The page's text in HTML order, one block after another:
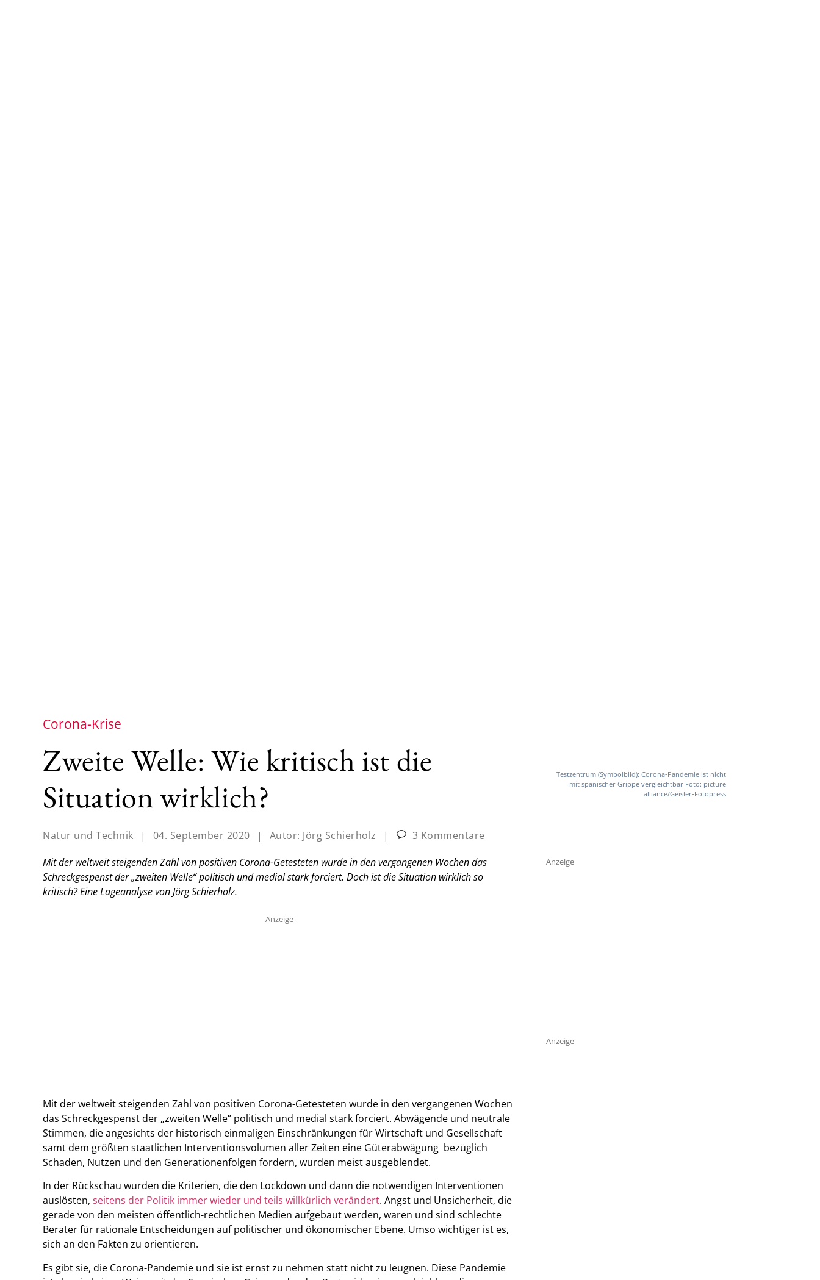
Corona-Krise
Zweite Welle: Wie kritisch ist die
Situation wirklich?
Natur und Technik | 04. September 2020 | Autor: Jörg Schierholz |
3 Kommentare
Mit der weltweit steigenden Zahl von positiven Corona-Getesteten wurde in den vergangenen Wochen das
Schreckgespenst der „zweiten Welle“ politisch und medial stark forciert. Doch ist die Situation wirklich so
kritisch?Eine Lageanalyse von Jörg Schierholz.
Anzeige
Mit der weltweit steigenden Zahl von positiven Corona-Getesteten wurde in den vergangenen Wochen
das Schreckgespenst der „zweiten Welle“ politisch und medial stark forciert. Abwägende und neutrale
Stimmen, die angesichts der historisch einmaligen Einschränkungen für Wirtschaft und Gesellschaft
samt dem größten staatlichen Interventionsvolumen aller Zeiten eine Güterabwägung bezüglich
Schaden, Nutzen und den Generationenfolgen fordern, wurden meist ausgeblendet.
In der Rückschau wurden die Kriterien, die den Lockdown und dann die notwendigen Interventionen
auslösten, seitens der Politik immer wieder und teils willkürlich verändert. Angst und Unsicherheit, die
gerade von den meisten öffentlich-rechtlichen Medien aufgebaut werden, waren und sind schlechte
Berater für rationale Entscheidungen auf politischer und ökonomischer Ebene. Umso wichtiger ist es,
sich an den Fakten zu orientieren.
Es gibt sie, die Corona-Pandemie und sie ist ernst zu nehmen statt nicht zu leugnen. Diese Pandemie
Testzentrum (Symbolbild): Corona-Pandemie ist nicht
mit spanischer Grippe vergleichtbar Foto: picture
alliance/Geisler-Fotopress
Anzeige
Anzeige